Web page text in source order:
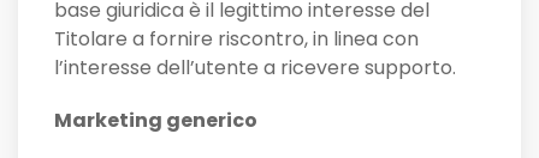
base giuridica è il legittimo interesse del
Titolare a fornire riscontro, in linea con
l’interesse dell’utente a ricevere supporto.
Marketing generico